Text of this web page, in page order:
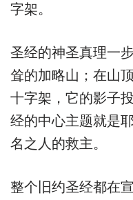
字架。
圣经的神圣真理一
耸的加略山；在山
十字架，它的影子
经的中心主题就是
名之人的救主。
整个旧约圣经都在